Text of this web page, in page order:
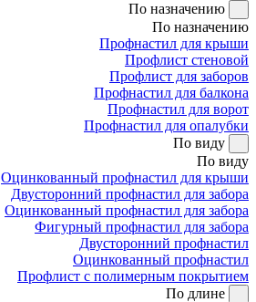
По назначению
По назначению
Профнастил для крыши
Профлист стеновой
Профлист для заборов
Профнастил для балкона
Профнастил для ворот
Профнастил для опалубки
По виду
По виду
Оцинкованный профнастил для крыши
Двусторонний профнастил для забора
Оцинкованный профнастил для забора
Фигурный профнастил для забора
Двусторонний профнастил
Оцинкованный профнастил
Профлист с полимерным покрытием
По длине